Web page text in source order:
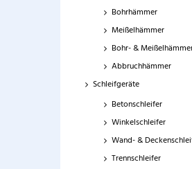
Bohrhämmer
Meißelhämmer
Bohr- &
Abbruchhämmer
Schleifgeräte
Betonschleifer
Winkelschleifer
Wand- &
Trennschleifer